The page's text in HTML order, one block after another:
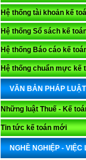
Hệ thống tài khoản kế
Hệ thống Sổ sách kế
Hệ thống Báo cáo kế
Hệ thống chuẩn mực kế
VĂN BẢN PHÁP LUẬT
Những luật Thuế - Kế
Tin tức kế toán mới
NGHỀ NGHIỆP - VIỆC